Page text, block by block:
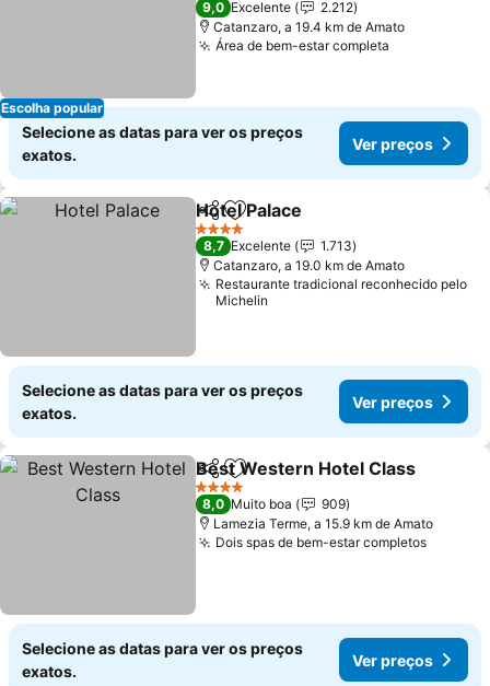
Escolha popular
9,0 Excelente
2.212
Catanzaro, a 19.4 km de Amato
Área de bem-estar completa
Selecione as datas para ver os preços
exatos.
Ver preços
PartilharAdicionar aos favoritos
Hotel Palace
4 Estrelas
8,7 Excelente
1.713
Catanzaro, a 19.0 km de Amato
Restaurante tradicional reconhecido pelo
Michelin
Selecione as datas para ver os preços
exatos.
Ver preços
PartilharAdicionar aos favoritos
Best Western Hotel Class
4 Estrelas
8,0 Muito boa
909
Lamezia Terme, a 15.9 km de Amato
Dois spas de bem-estar completos
Selecione as datas para ver os preços
exatos.
Ver preços